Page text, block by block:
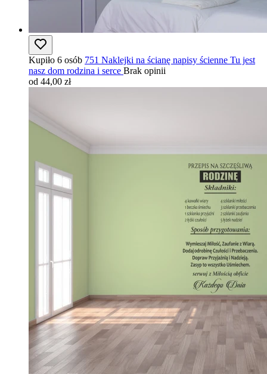
Kupiło 6 osób 751 Naklejki na ścianę napisy ścienne Tu jest
nasz dom rodzina i serce Brak opinii
od 44,00 zł